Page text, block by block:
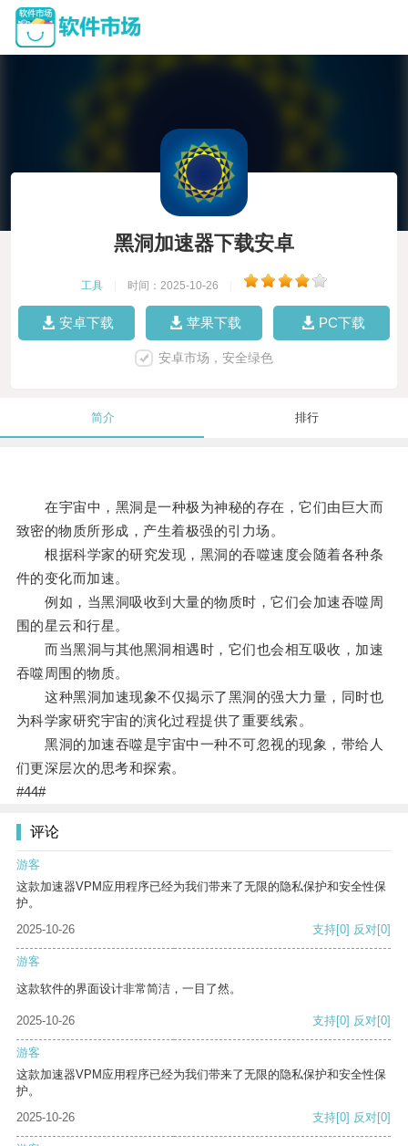
黑洞加速器下载安卓
工具 时间：2025-10-26
安卓下载 苹果下载 PC下载
安卓市场，安全绿色
简介 排行
在宇宙中，黑洞是一种极为神秘的存在，它们由巨大而
致密的物质所形成，产生着极强的引力场。
根据科学家的研究发现，黑洞的吞噬速度会随着各种条
件的变化而加速。
例如，当黑洞吸收到大量的物质时，它们会加速吞噬周
围的星云和行星。
而当黑洞与其他黑洞相遇时，它们也会相互吸收，加速
吞噬周围的物质。
这种黑洞加速现象不仅揭示了黑洞的强大力量，同时也
为科学家研究宇宙的演化过程提供了重要线索。
黑洞的加速吞噬是宇宙中一种不可忽视的现象，带给人
们更深层次的思考和探索。
#44#
评论
游客
这款加速器VPM应用程序已经为我们带来了无限的隐私保护和安全性保
护。
2025-10-26
支持[0] 反对[0]
游客
这款软件的界面设计非常简洁，一目了然。
2025-10-26 支持[0] 反对[0]
游客
这款加速器VPM应用程序已经为我们带来了无限的隐私保护和安全性保
护。
2025-10-26
支持[0] 反对[0]